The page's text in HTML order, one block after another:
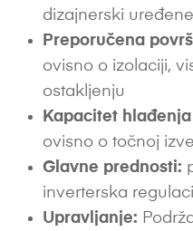
dizajnerski
Preporučena
ovisno o izolaciji,
ostakljenju
Kapacitet
ovisno o točnoj
Glavne prednosti:
inverterska
Upravljanje: